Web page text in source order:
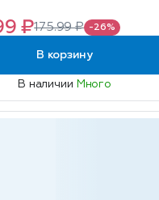
₽175.99 ₽ -26%
В корзину
В наличии Много